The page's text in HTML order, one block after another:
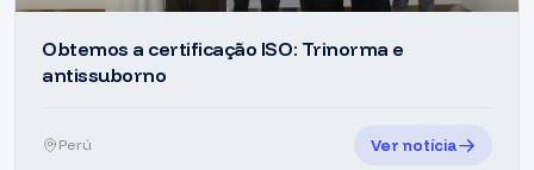
Obtemos a certificação ISO: Trinorma e
antissuborno
Perú Ver notícia